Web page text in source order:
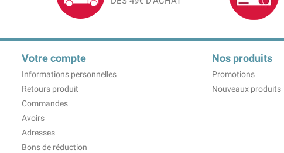
Votre compte
Informations personnelles
Retours produit
Commandes
Avoirs
Adresses
Bons de réduction
Nos produits
Promotions
Nouveaux produits